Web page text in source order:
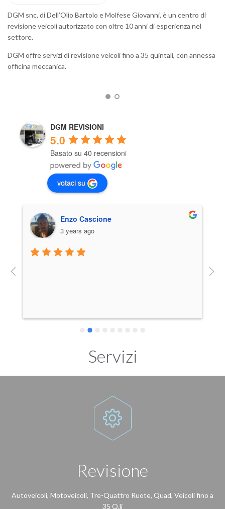
DGM snc, di Dell’Olio Bartolo e Molfese Giovanni, è un centro di
revisione veicoli autorizzato con oltre 10 anni di esperienza nel
settore.
DGM offre servizi di revisione veicoli fino a 35 quintali, con annessa
officina meccanica.
DGM REVISIONI
5.0
Basato su 40 recensioni
votaci su
Enzo Cascione
3 years ago
Servizi

Revisione
Autoveicoli, Motoveicoli, Tre-Quattro Ruote, Quad, Veicoli fino a
35 Q.li